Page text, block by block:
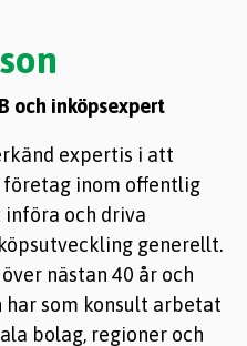
och inköpsexpert
expertis i att
inom offentlig
och driva
generellt.
nästan 40 år och
har som konsult arbetat
bolag, regioner och